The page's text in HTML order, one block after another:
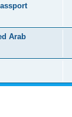
Arab